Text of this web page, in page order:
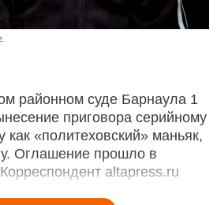
районном суде Барнаула 1
приговора серийному
как «политеховский» маньяк,
Оглашение прошло в
altapress.ru